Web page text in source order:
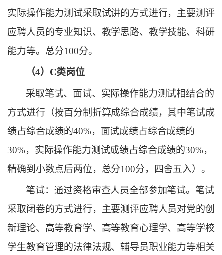
实际操作能力测试采取试讲的方式进行， 主要测评
应聘人员的专业知识、教学思路、教学技能、 科研
能力等。总分100分。
（4）C类岗位
采取笔试、 面试、实际操作能力测试相结合的
方式进行 （按百分制折算成综合成绩， 其中笔试成
绩占综合成绩的40%， 面试成绩占综合成绩的
30%， 实际操作能力测试成绩占综合成绩的30%，
精确到小数点后两位， 总分100分， 四舍五入） 。
笔试： 通过资格审查人员全部参加笔试。 笔试
采取闭卷的方式进行， 主要测评应聘人员对党的创
新理论、高等教育学、高等教育心理学、高等学校
学生教育管理的法律法规、辅导员职业能力等相关